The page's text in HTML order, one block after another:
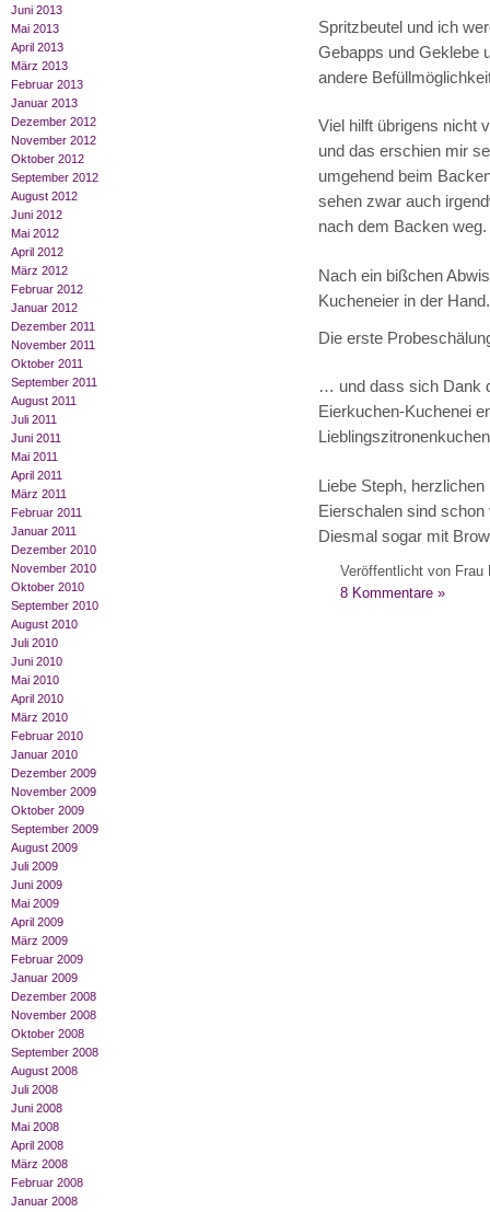
Juni 2013
Mai 2013
April 2013
März 2013
Februar 2013
Januar 2013
Dezember 2012
November 2012
Oktober 2012
September 2012
August 2012
Juni 2012
Mai 2012
April 2012
März 2012
Februar 2012
Januar 2012
Dezember 2011
November 2011
Oktober 2011
September 2011
August 2011
Juli 2011
Juni 2011
Mai 2011
April 2011
März 2011
Februar 2011
Januar 2011
Dezember 2010
November 2010
Oktober 2010
September 2010
August 2010
Juli 2010
Juni 2010
Mai 2010
April 2010
März 2010
Februar 2010
Januar 2010
Dezember 2009
November 2009
Oktober 2009
September 2009
August 2009
Juli 2009
Juni 2009
Mai 2009
April 2009
März 2009
Februar 2009
Januar 2009
Dezember 2008
November 2008
Oktober 2008
September 2008
August 2008
Juli 2008
Juni 2008
Mai 2008
April 2008
März 2008
Februar 2008
Januar 2008
Spritzbeutel und ich
Gebapps und Geklebe
andere
Viel hilft übrigens nicht
und das erschien mir
umgehend beim
sehen zwar auch
nach dem Backen weg.
Nach ein bißchen
Kucheneier in der Hand.
Die erste
… und dass sich Dank
Eierkuchen-Kuchenei
Liebe Steph,
Eierschalen sind
Diesmal sogar mit
Veröffentlicht von Frau
8 Kommentare »